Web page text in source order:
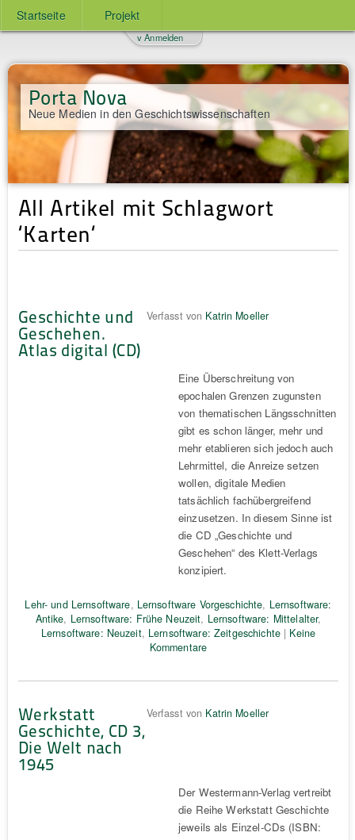
Startseite Projekt
Porta Nova
Neue Medien in den Geschichtswissenschaften
v Anmelden
All Artikel mit Schlagwort
‘Karten‘
Geschichte und
Geschehen.
Atlas digital (CD)
Verfasst von Katrin Moeller
Eine Überschreitung von
epochalen Grenzen zugunsten
von thematischen Längsschnitten
gibt es schon länger, mehr und
mehr etablieren sich jedoch auch
Lehrmittel, die Anreize setzen
wollen, digitale Medien
tatsächlich fachübergreifend
einzusetzen. In diesem Sinne ist
die CD „Geschichte und
Geschehen“ des Klett-Verlags
konzipiert.
Lehr- und Lernsoftware, Lernsoftware Vorgeschichte, Lernsoftware:
Antike, Lernsoftware: Frühe Neuzeit, Lernsoftware: Mittelalter,
Lernsoftware: Neuzeit, Lernsoftware: Zeitgeschichte| Keine
Kommentare
Werkstatt
Geschichte, CD 3,
Die Welt nach
1945
Verfasst von Katrin Moeller
Der Westermann-Verlag vertreibt
die Reihe Werkstatt Geschichte
jeweils als Einzel-CDs (ISBN: